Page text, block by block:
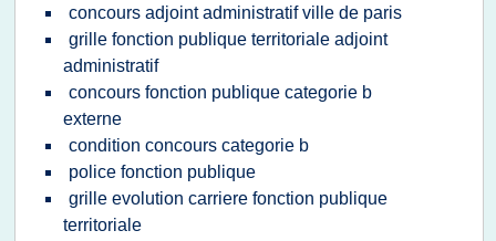
concours adjoint administratif ville de paris
grille fonction publique territoriale adjoint
administratif
concours fonction publique categorie b
externe
condition concours categorie b
police fonction publique
grille evolution carriere fonction publique
territoriale